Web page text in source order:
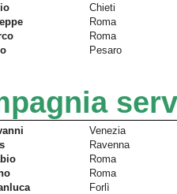
Chieti
Roma
Roma
Pesaro
Venezia
Ravenna
Roma
Roma
Forlì